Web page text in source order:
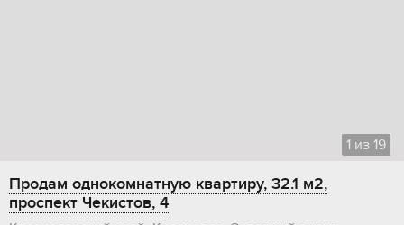
1 из 19
Продам однокомнатную квартиру, 32.1 м2,
проспект Чекистов, 4